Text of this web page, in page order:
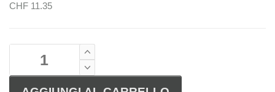
CHF 11.35